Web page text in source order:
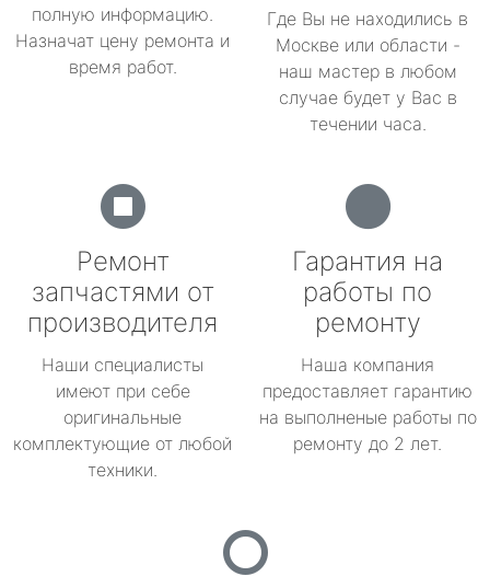
полную информацию.
Назначат цену ремонта и
время работ.
Где Вы не находились в
Москве или области -
наш мастер в любом
случае будет у Вас в
течении часа.
Ремонт
запчастями от
производителя
Наши специалисты
имеют при себе
оригинальные
комплектующие от любой
техники.
Гарантия на
работы по
ремонту
Наша компания
предоставляет гарантию
на выполненые работы по
ремонту до 2 лет.